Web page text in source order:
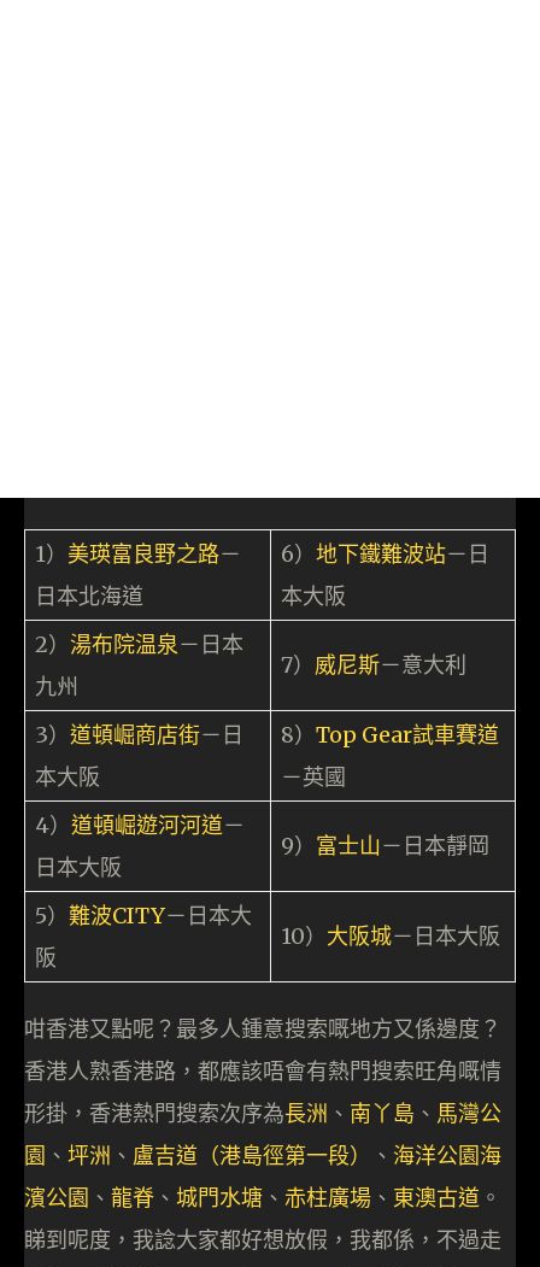
1） 美瑛富良野之路－
日本北海道
6） 地下鐵難波站－日
本大阪
2） 湯布院温泉－日本
九州
7） 威尼斯－意大利
3） 道頓崛商店街－日
本大阪
8） Top Gear試車賽道
－英國
4） 道頓崛遊河河道－
日本大阪
9） 富士山－日本靜岡
5） 難波CITY－日本大
阪
10） 大阪城－日本大阪
咁香港又點呢？最多人鍾意搜索嘅地方又係邊度？
香港人熟香港路，都應該唔會有熱門搜索旺角嘅情
形掛，香港熱門搜索次序為長洲 、 南丫島 、 馬灣公
園 、 坪洲 、 盧吉道（港島徑第一段） 、 海洋公園海
濱公園 、 龍脊 、 城門水塘 、 赤柱廣場 、 東澳古道 。
睇到呢度，我諗大家都好想放假，我都係，不過走